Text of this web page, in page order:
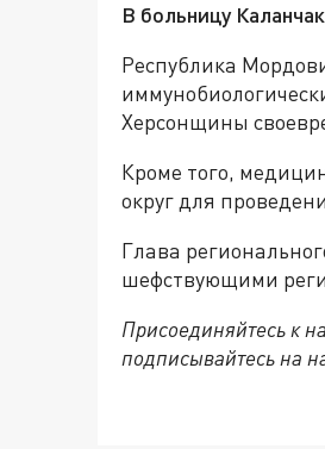
В больницу
Республика
Херсонщины
Кроме того,
округ для
Глава
шефствующими
Присоединяйтесь к
подписывайтесь на